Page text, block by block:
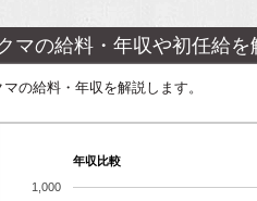
マの給料・年収や初任給を
マの給料・年収を解説します。
年収比較
1,000